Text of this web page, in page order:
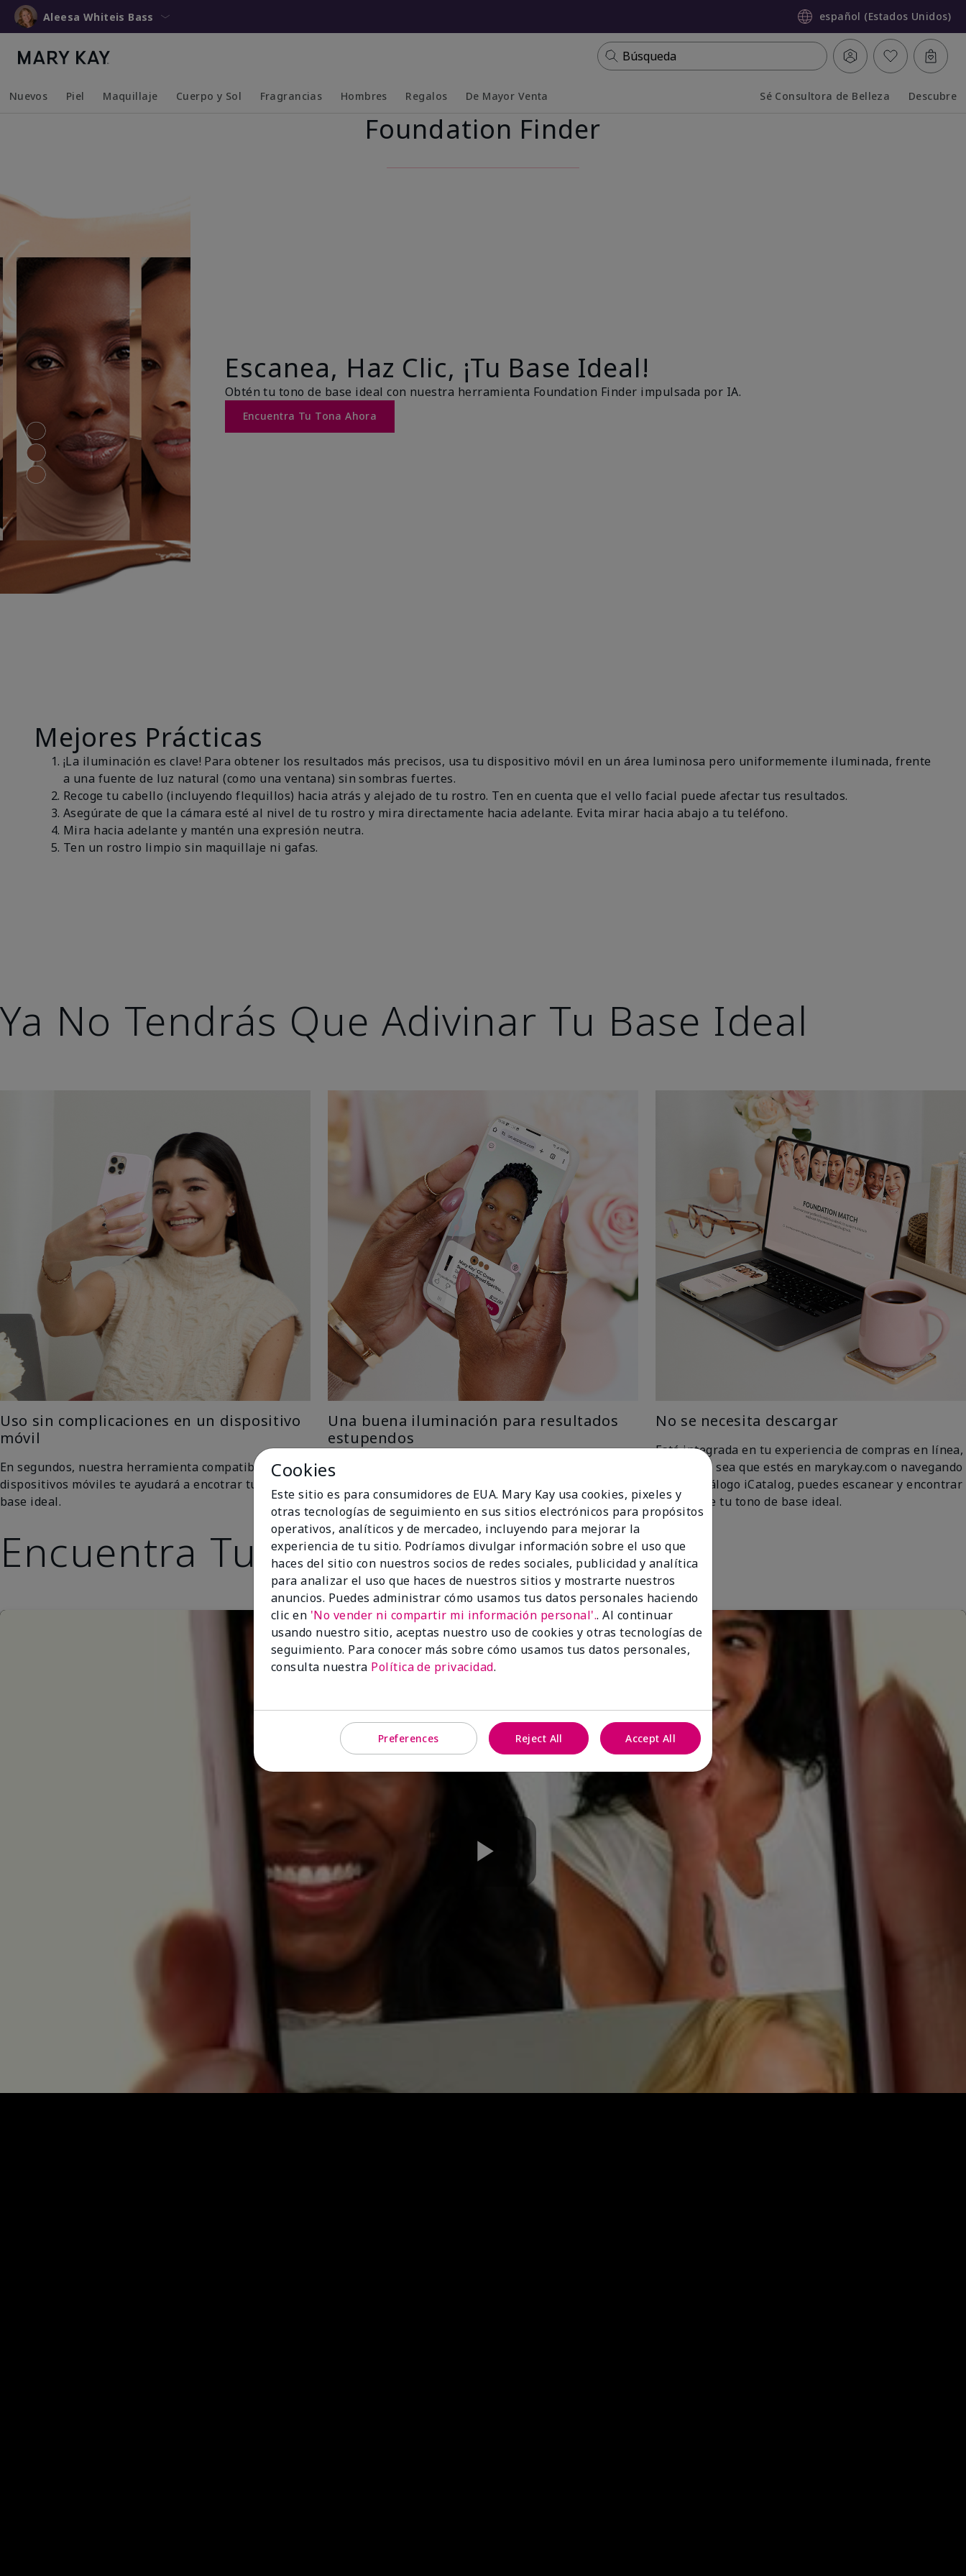
Aleesa Whiteis Bass español (Estados Unidos)
Búsqueda
Nuevos Piel Maquillaje Cuerpo y Sol Fragrancias Hombres
Collapsed
Expanded
Regalos De Mayor Venta Sé Consultora de Belleza Descubre
Foundation Finder
Escanea, Haz Clic, ¡Tu Base Ideal!
Obtén tu tono de base ideal con nuestra herramienta Foundation Finder impulsada por IA.
Encuentra Tu Tona Ahora
Mejores Prácticas
¡La iluminación es clave! Para obtener los resultados más precisos, usa tu dispositivo móvil en un área luminosa pero uniformemente iluminada, frente
a una fuente de luz natural (como una ventana) sin sombras fuertes.
Recoge tu cabello (incluyendo flequillos) hacia atrás y alejado de tu rostro. Ten en cuenta que el vello facial puede afectar tus resultados.
Asegúrate de que la cámara esté al nivel de tu rostro y mira directamente hacia adelante. Evita mirar hacia abajo a tu teléfono.
Mira hacia adelante y mantén una expresión neutra.
Ten un rostro limpio sin maquillaje ni gafas.
Ya No Tendrás Que Adivinar Tu Base Ideal
Uso sin complicaciones en un dispositivo
móvil
En segundos, nuestra herramienta compatible con
dispositivos móviles te ayudará a encotrar tu tono de
base ideal.
Una buena iluminación para resultados
estupendos
Nuestra tecnología con IA elimina todo el trabajo con
ventana para una iluminación uniforme y natural y
obtén los mejores resultados.
No se necesita descargar
Está integrada en tu experiencia de compras en línea,
así que ya sea que estés en marykay.com o navegando
por el catálogo iCatalog, puedes escanear y encontrar
fácilmente tu tono de base ideal.
Encuentra Tu Tono Ideal
Play
Video
Cookies
Este sitio es para consumidores de EUA. Mary Kay usa cookies, pixeles y
otras tecnologías de seguimiento en sus sitios electrónicos para propósitos
operativos, analíticos y de mercadeo, incluyendo para mejorar la
experiencia de tu sitio. Podríamos divulgar información sobre el uso que
haces del sitio con nuestros socios de redes sociales, publicidad y analítica
para analizar el uso que haces de nuestros sitios y mostrarte nuestros
anuncios. Puedes administrar cómo usamos tus datos personales haciendo
clic en 'No vender ni compartir mi información personal'.. Al continuar
usando nuestro sitio, aceptas nuestro uso de cookies y otras tecnologías de
seguimiento. Para conocer más sobre cómo usamos tus datos personales,
consulta nuestra Política de privacidad.
Preferences Reject All Accept All